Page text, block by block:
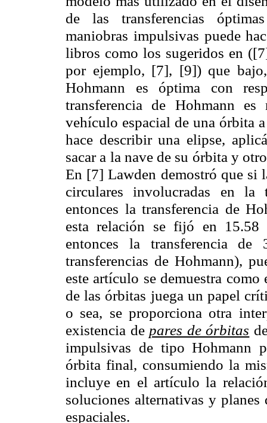
de las transferencias
maniobras impulsivas puede
libros como los sugeridos en
por ejemplo, [7], [9]) que
Hohmann es óptima con
transferencia de Hohmann
vehículo espacial de una órbita
hace describir una elipse,
sacar a la nave de su órbita y
En [7] Lawden demostró que si
circulares involucradas en la
entonces la transferencia de
esta relación se fijó en 15.58
entonces la transferencia
transferencias de Hohmann),
este artículo se demuestra
de las órbitas juega un papel
o sea, se proporciona otra
existencia de pares de órbitas
impulsivas de tipo Hohmann
órbita final, consumiendo la
incluye en el artículo la
soluciones alternativas y
espaciales.